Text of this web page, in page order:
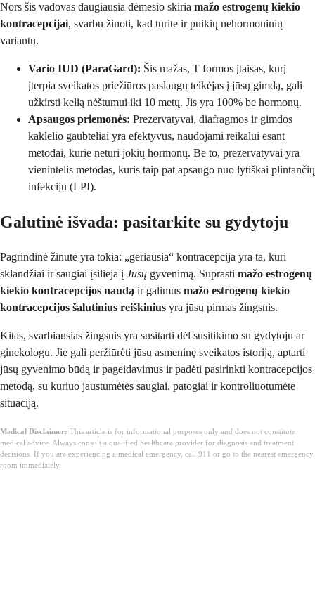
Nors šis vadovas daugiausia dėmesio skiria mažo estrogenų kiekio
kontracepcijai, svarbu žinoti, kad turite ir puikių nehormoninių
variantų.
Vario IUD (ParaGard): Šis mažas, T formos įtaisas, kurį
įterpia sveikatos priežiūros paslaugų teikėjas į jūsų gimdą, gali
užkirsti kelią nėštumui iki 10 metų. Jis yra 100% be hormonų.
Apsaugos priemonės: Prezervatyvai, diafragmos ir gimdos
kaklelio gaubteliai yra efektyvūs, naudojami reikalui esant
metodai, kurie neturi jokių hormonų. Be to, prezervatyvai yra
vienintelis metodas, kuris taip pat apsaugo nuo lytiškai plintančių
infekcijų (LPI).
Galutinė išvada: pasitarkite su gydytoju
Pagrindinė žinutė yra tokia: „geriausia“ kontracepcija yra ta, kuri
sklandžiai ir saugiai įsilieja į Jūsų gyvenimą. Suprasti mažo estrogenų
kiekio kontracepcijos naudą ir galimus mažo estrogenų kiekio
kontracepcijos šalutinius reiškinius yra jūsų pirmas žingsnis.
Kitas, svarbiausias žingsnis yra susitarti dėl susitikimo su gydytoju ar
ginekologu. Jie gali peržiūrėti jūsų asmeninę sveikatos istoriją, aptarti
jūsų gyvenimo būdą ir pageidavimus ir padėti pasirinkti kontracepcijos
metodą, su kuriuo jaustumėtės saugiai, patogiai ir kontroliuotumėte
situaciją.
Medical Disclaimer: This article is for informational purposes only and does not constitute
medical advice. Always consult a qualified healthcare provider for diagnosis and treatment
decisions. If you are experiencing a medical emergency, call 911 or go to the nearest emergency
room immediately.